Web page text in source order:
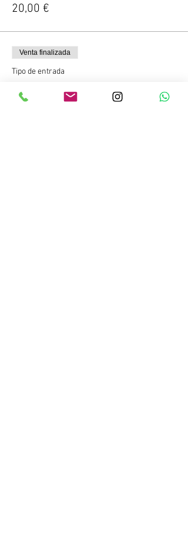
20,00 €
Venta finalizada
Tipo de entrada
Niño